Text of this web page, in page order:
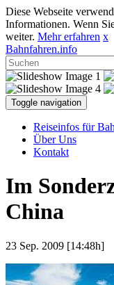
Diese Webseite
Informationen. Wenn
weiter. Mehr erfahren x
Bahnfahren.info
Toggle navigation
Reiseinfos für
Über Uns
Kontakt
Im
China
23 Sep. 2009 [14:48h]